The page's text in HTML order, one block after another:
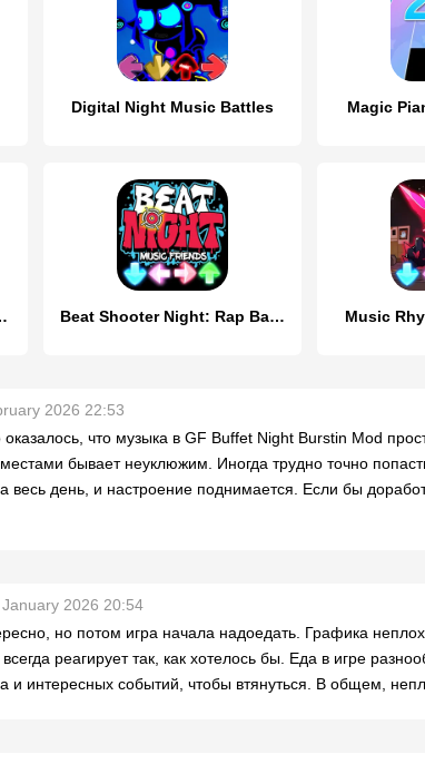
Digital Night Music Battles Magic
Whitty Beat Shooter Night: Rap Battle Music
2026 22:53
что музыка в GF Buffet Night Burstin Mod
бывает неуклюжим. Иногда трудно точно
весь день, и настроение поднимается. Если бы
January 2026 20:54
но потом игра начала надоедать. Графика
всегда реагирует так, как хотелось бы. Еда в игре
и интересных событий, чтобы втянуться. В общем,